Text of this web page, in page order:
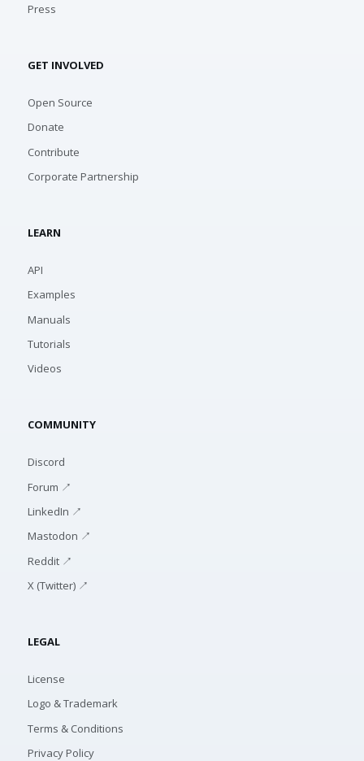
Press
GET INVOLVED
Open Source
Donate
Contribute
Corporate Partnership
LEARN
API
Examples
Manuals
Tutorials
Videos
COMMUNITY
Discord
Forum ↗
LinkedIn ↗
Mastodon ↗
Reddit ↗
X (Twitter) ↗
LEGAL
License
Logo & Trademark
Terms & Conditions
Privacy Policy